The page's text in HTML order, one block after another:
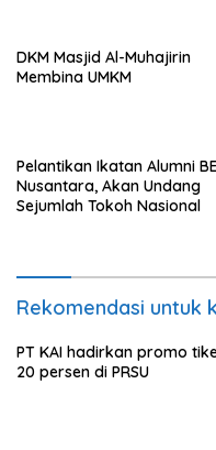
DKM Masjid Al-Muhajirin
Membina UMKM
Pelantikan Ikatan Alumni
Nusantara, Akan Undang
Sejumlah Tokoh Nasional
Rekomendasi untuk
PT KAI hadirkan promo
20 persen di PRSU